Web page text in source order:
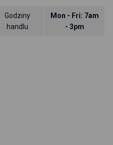
Godziny
handlu
Mon - Fri: 7am
- 3pm